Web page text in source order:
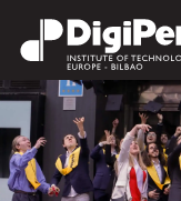
contenido
principal